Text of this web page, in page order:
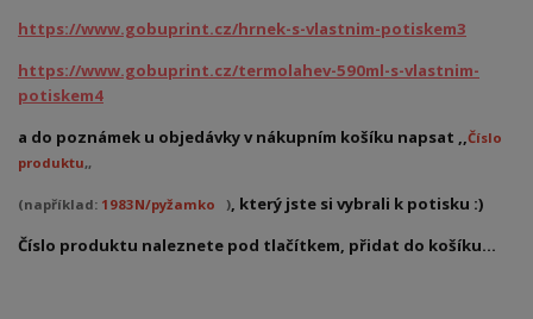
https://www.gobuprint.cz/hrnek-s-vlastnim-potiskem3
https://www.gobuprint.cz/termolahev-590ml-s-vlastnim-
potiskem4
a do poznámek u objedávky v nákupním košíku napsat ,,Číslo
produktu,,
(například: 1983N/pyžamko ), který jste si vybrali k potisku :)
Číslo produktu naleznete pod tlačítkem, přidat do košíku...